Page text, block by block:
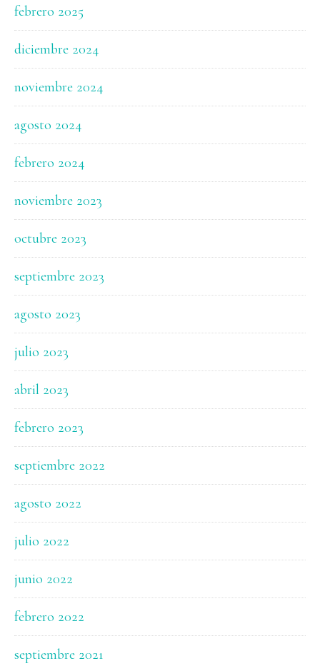
febrero 2025
diciembre 2024
noviembre 2024
agosto 2024
febrero 2024
noviembre 2023
octubre 2023
septiembre 2023
agosto 2023
julio 2023
abril 2023
febrero 2023
septiembre 2022
agosto 2022
julio 2022
junio 2022
febrero 2022
septiembre 2021